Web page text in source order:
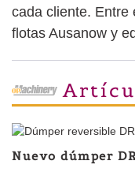
cada cliente. Entre
flotas Ausanow y
Nuevo dúmper